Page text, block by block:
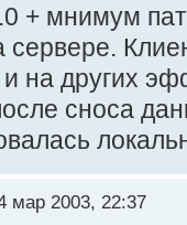
+ мнимум
на других
сноса
мар 2003, 22:37